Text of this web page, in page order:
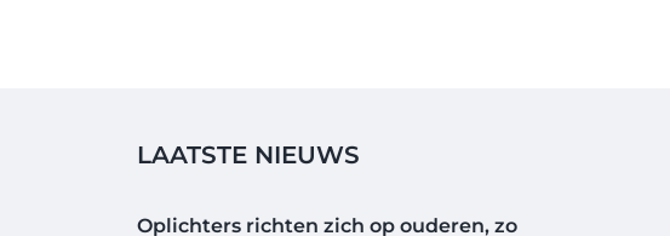
LAATSTE NIEUWS
Oplichters richten zich op ouderen, zo